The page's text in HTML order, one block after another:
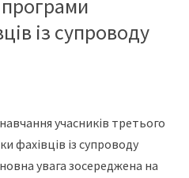
із супроводу
учасників третього
фахівців із супроводу
увага зосереджена на